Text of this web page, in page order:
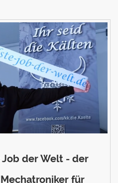
der Welt - der
für